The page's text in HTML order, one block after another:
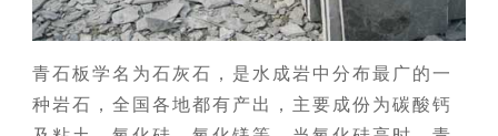
青石板学名为石灰石，是水成岩中分布最广的一
种岩石，全国各地都有产出，主要成份为碳酸钙